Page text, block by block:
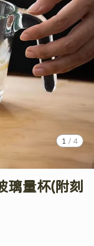
1 / 4
璃量杯(附刻